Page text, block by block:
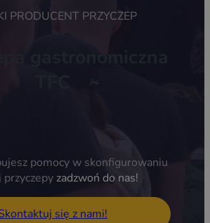
PRODUCENT PRZYCZEP
pomocy w skonfigurowaniu
zadzwoń do nas!
się z nami!